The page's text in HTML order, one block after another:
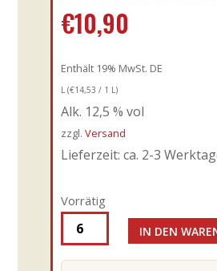
€10,90
Enthält 19% MwSt. DE
L (€14,53 / 1 L)
Alk. 12,5 % vol
zzgl. Versand
Lieferzeit: ca. 2-3
Vorrätig
Garofoli
-
IN DEN